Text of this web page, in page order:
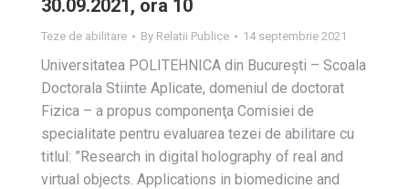
30.09.2021, ora 10
Teze de abilitare By Relatii Publice 14 septembrie 2021
Universitatea POLITEHNICA din Bucureşti – Scoala
Doctorala Stiinte Aplicate, domeniul de doctorat
Fizica – a propus componenţa Comisiei de
specialitate pentru evaluarea tezei de abilitare cu
titlul: ”Research in digital holography of real and
virtual objects. Applications in biomedicine and